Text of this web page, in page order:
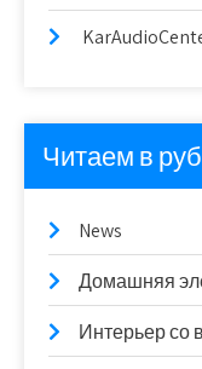
Читаем в
News
Домашняя
Интерьер со